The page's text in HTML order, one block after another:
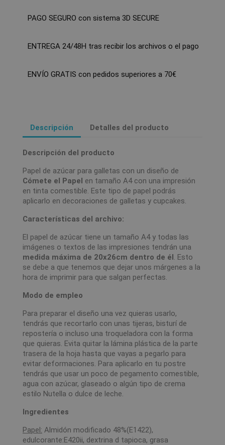
PAGO SEGURO con sistema 3D SECURE
ENTREGA 24/48H tras recibir los archivos o el pago
ENVÍO GRATIS con pedidos superiores a 70€
Descripción Detalles del producto
Descripción del producto
Papel de azúcar para galletas con un diseño de
Cómete el Papel en tamaño A4 con una impresión
en tinta comestible. Este tipo de papel podrás
aplicarlo en decoraciones de galletas y cupcakes.
Características del archivo:
El papel de azúcar tiene un tamaño A4 y todas las
imágenes o textos de las impresiones tendrán una
medida máxima de 20x26cm dentro de él. Esto
se debe a que tenemos que dejar unos márgenes a la
hora de imprimir para que salgan perfectas.
Modo de empleo
Para preparar el diseño una vez quieras usarlo,
tendrás que recortarlo con unas tijeras, bisturí de
repostería o incluso una troqueladora con la forma
que quieras. Evita quitar la lámina plástica de la parte
trasera de la hoja hasta que vayas a pegarlo para
evitar deformaciones. Para aplicarlo en tu postre
tendrás que usar un poco de pegamento comestible,
agua con azúcar, glaseado o algún tipo de crema
estilo Nutella o dulce de leche.
Ingredientes
Papel: Almidón modificado 48%(E1422),
edulcorante:E420ii, dextrina d tapioca, grasa